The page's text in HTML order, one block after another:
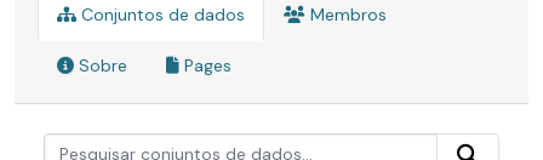
Conjuntos de dados Membros
Sobre Pages